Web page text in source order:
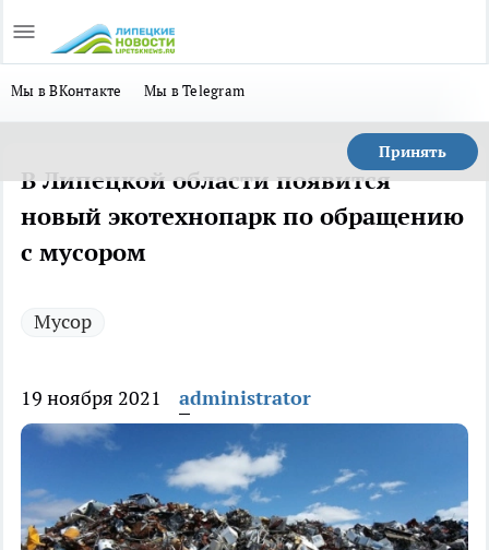
Мы в ВКонтакте Мы в Telegram
Принять
В Липецкой области появится
новый экотехнопарк по обращению
с мусором
Мусор
19 ноября 2021 administrator